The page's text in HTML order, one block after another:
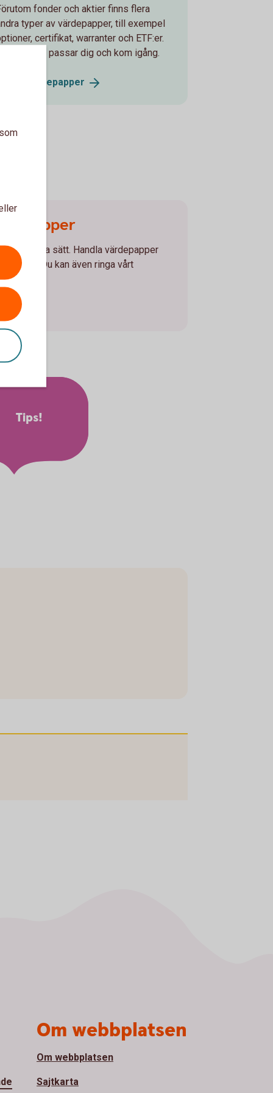
fonder och aktier finns flera
typer av värdepapper, till exempel
certifikat, warranter och ETF:er.
Se vad som passar dig och kom igång.
värdepapper
flera olika sätt. Handla värdepapper
app. Du kan även ringa vårt
Tips!
Om webbplatsen
Om webbplatsen
Sajtkarta